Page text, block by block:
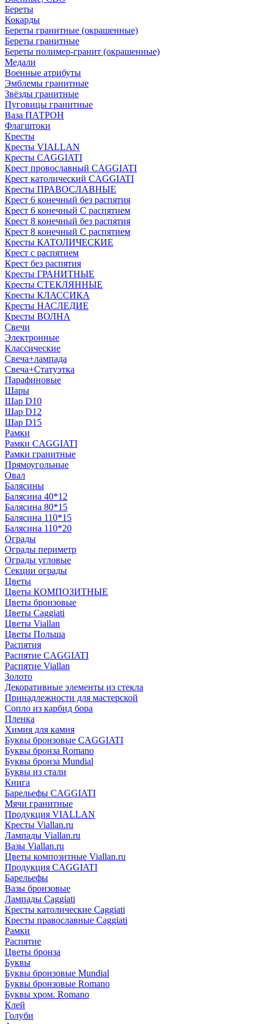
Береты
Кокарды
Береты гранитные (окрашенные)
Береты гранитные
Береты полимер-гранит (окрашенные)
Медали
Военные атрибуты
Эмблемы гранитные
Звёзды гранитные
Пуговицы гранитные
Ваза ПАТРОН
Флагштоки
Кресты
Кресты VIALLAN
Кресты CAGGIATI
Крест провославный CAGGIATI
Крест католический CAGGIATI
Кресты ПРАВОСЛАВНЫЕ
Крест 6 конечный без распятия
Крест 6 конечный С распятием
Крест 8 конечный без распятия
Крест 8 конечный С распятием
Кресты КАТОЛИЧЕСКИЕ
Крест с распятием
Крест без распятия
Кресты ГРАНИТНЫЕ
Кресты СТЕКЛЯННЫЕ
Кресты КЛАССИКА
Кресты НАСЛЕДИЕ
Кресты ВОЛНА
Свечи
Электронные
Классические
Свеча+лампада
Свеча+Статуэтка
Парафиновые
Шары
Шар D10
Шар D12
Шар D15
Рамки
Рамки CAGGIATI
Рамки гранитные
Прямоугольные
Овал
Балясины
Балясина 40*12
Балясина 80*15
Балясина 110*15
Балясина 110*20
Ограды
Ограды периметр
Ограды угловые
Секции ограды
Цветы
Цветы КОМПОЗИТНЫЕ
Цветы бронзовые
Цветы Caggiati
Цветы Viallan
Цветы Польша
Распятия
Распятие CAGGIATI
Распятие Viallan
Золото
Декоративные элементы из стекла
Принадлежности для мастерской
Сопло из карбид бора
Пленка
Химия для камня
Буквы бронзовые CAGGIATI
Буквы бронза Romano
Буквы бронза Mundial
Буквы из стали
Книга
Барельефы CAGGIATI
Мячи гранитные
Продукция VIALLAN
Кресты Viallan.ru
Лампады Viallan.ru
Вазы Viallan.ru
Цветы композитные Viallan.ru
Продукция CAGGIATI
Барельефы
Вазы бронзовые
Лампады Caggiati
Кресты католические Caggiati
Кресты православные Caggiati
Рамки
Распятие
Цветы бронза
Буквы
Буквы бронзовые Mundial
Буквы бронзовые Romano
Буквы хром. Romano
Клей
Голуби